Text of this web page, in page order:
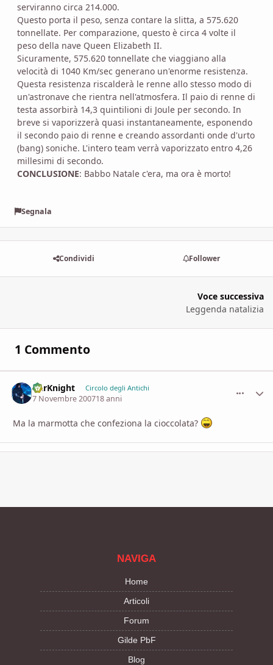
serviranno circa 214.000.
Questo porta il peso, senza contare la slitta, a 575.620
tonnellate. Per comparazione, questo è circa 4 volte il
peso della nave Queen Elizabeth II.
Sicuramente, 575.620 tonnellate che viaggiano alla
velocità di 1040 Km/sec generano un'enorme resistenza.
Questa resistenza riscalderà le renne allo stesso modo di
un'astronave che rientra nell'atmosfera. Il paio di renne di
testa assorbirà 14,3 quintilioni di Joule per secondo. In
breve si vaporizzerà quasi instantaneamente, esponendo
il secondo paio di renne e creando assordanti onde d'urto
(bang) soniche. L'intero team verrà vaporizzato entro 4,26
millesimi di secondo.
CONCLUSIONE: Babbo Natale c'era, ma ora è morto!
Segnala
Condividi Follower
Voce successiva
Leggenda natalizia
1 Commento
DarKnight Circolo degli Antichi
7 Novembre 200718 anni
Ma la marmotta che confeziona la cioccolata?
NAVIGA
Home
Articoli
Forum
Gilde PbF
Blog